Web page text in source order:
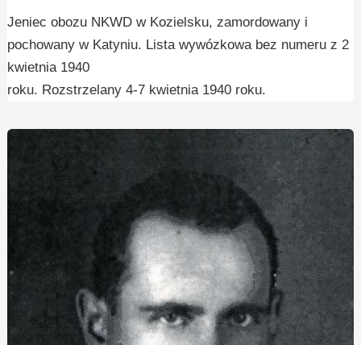
Jeniec obozu NKWD w Kozielsku, zamordowany i
pochowany w Katyniu. Lista wywózkowa bez numeru z 2
kwietnia 1940
roku. Rozstrzelany 4-7 kwietnia 1940 roku.